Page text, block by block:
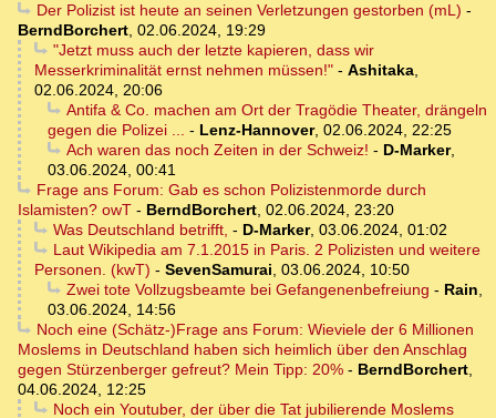
Der Polizist ist heute an seinen Verletzungen gestorben (mL) -
BerndBorchert, 02.06.2024, 19:29
"Jetzt muss auch der letzte kapieren, dass wir
Messerkriminalität ernst nehmen müssen!" - Ashitaka,
02.06.2024, 20:06
Antifa & Co. machen am Ort der Tragödie Theater, drängeln
gegen die Polizei ... - Lenz-Hannover, 02.06.2024, 22:25
Ach waren das noch Zeiten in der Schweiz! - D-Marker,
03.06.2024, 00:41
Frage ans Forum: Gab es schon Polizistenmorde durch
Islamisten? owT - BerndBorchert, 02.06.2024, 23:20
Was Deutschland betrifft, - D-Marker, 03.06.2024, 01:02
Laut Wikipedia am 7.1.2015 in Paris. 2 Polizisten und weitere
Personen. (kwT) - SevenSamurai, 03.06.2024, 10:50
Zwei tote Vollzugsbeamte bei Gefangenenbefreiung - Rain,
03.06.2024, 14:56
Noch eine (Schätz-)Frage ans Forum: Wieviele der 6 Millionen
Moslems in Deutschland haben sich heimlich über den Anschlag
gegen Stürzenberger gefreut? Mein Tipp: 20% - BerndBorchert,
04.06.2024, 12:25
Noch ein Youtuber, der über die Tat jubilierende Moslems